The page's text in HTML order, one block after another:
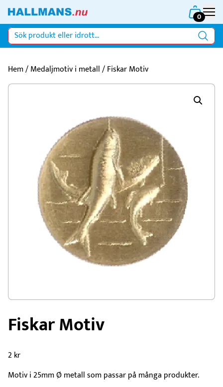
0
Hem/Medaljmotiv i metall/ Fiskar Motiv
Fiskar Motiv
2 kr
Motiv i 25mm Ø metall som passar på många produkter.